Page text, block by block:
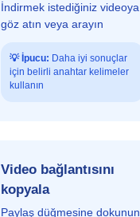
İndirmek istediğiniz videoya
göz atın veya arayın
💡 İpucu: Daha iyi sonuçlar
için belirli anahtar kelimeler
kullanın
Video bağlantısını
kopyala
Paylaş düğmesine dokunun